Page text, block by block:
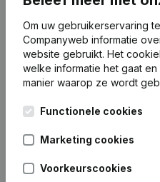
Publicatiesvan S.I.I.
Datum
18-09-2025
Om uw gebruikerservaring
Companyweb informatie
website gebruikt. Het
welke informatie het gaat
manier waarop ze wordt
Functionele cookies
Marketing cookies
Voorkeurscookies